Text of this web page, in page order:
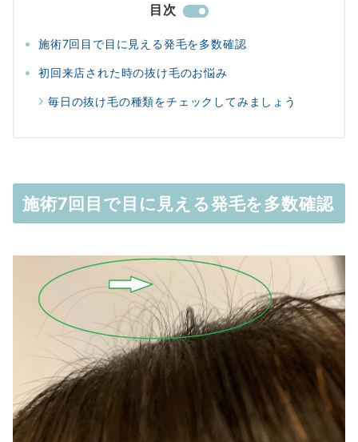
目次
施術7回目で目に見える発毛を多数確認
初回来店された時の抜け毛のお悩み
毎日の抜け毛の種類をチェックしてみましょう
施術7回目で目に見える発毛を多数確認